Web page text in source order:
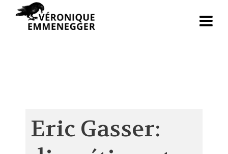
Eric Gasser: